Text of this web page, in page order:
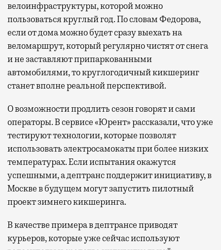
велоинфраструктуры, которой можно
пользоваться круглый год. По словам Федорова,
если от дома можно будет сразу выехать на
веломаршрут, который регулярно чистят от снега
и не заставляют припаркованными
автомобилями, то круглогодичный кикшеринг
станет вполне реальной перспективой.
О возможности продлить сезон говорят и сами
операторы. В сервисе «Юрент» рассказали, что уже
тестируют технологии, которые позволят
использовать электросамокаты при более низких
температурах. Если испытания окажутся
успешными, а дептранс поддержит инициативу, в
Москве в будущем могут запустить пилотный
проект зимнего кикшеринга.
В качестве примера в дептрансе приводят
курьеров, которые уже сейчас используют